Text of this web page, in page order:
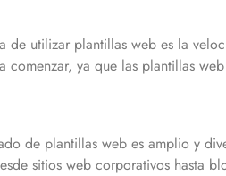
de utilizar plantillas web es la
ya que las plantillas
de plantillas web es amplio y
sitios web corporativos hasta